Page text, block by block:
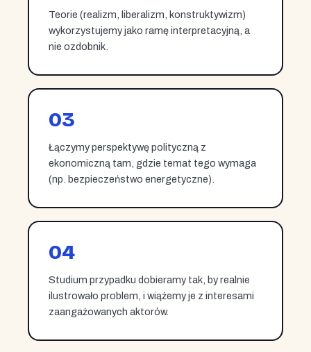
Teorie (realizm, liberalizm, konstruktywizm)
wykorzystujemy jako ramę interpretacyjną, a
nie ozdobnik.
03
Łączymy perspektywę polityczną z
ekonomiczną tam, gdzie temat tego wymaga
(np. bezpieczeństwo energetyczne).
04
Studium przypadku dobieramy tak, by realnie
ilustrowało problem, i wiążemy je z interesami
zaangażowanych aktorów.